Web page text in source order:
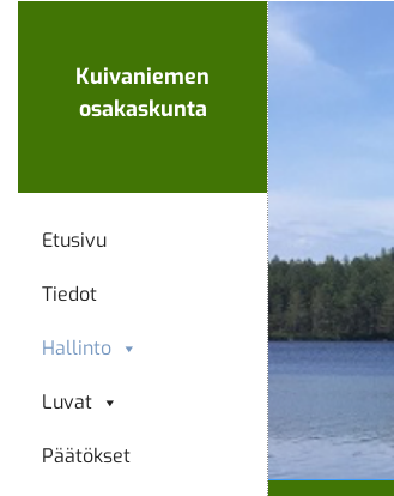
Kuivaniemen
osakaskunta
Etusivu
Tiedot
Hallinto
Luvat
Päätökset